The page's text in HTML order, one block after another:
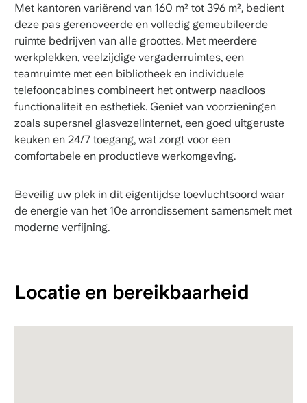
Met kantoren variërend van 160 m² tot 396 m², bedient
deze pas gerenoveerde en volledig gemeubileerde
ruimte bedrijven van alle groottes. Met meerdere
werkplekken, veelzijdige vergaderruimtes, een
teamruimte met een bibliotheek en individuele
telefooncabines combineert het ontwerp naadloos
functionaliteit en esthetiek. Geniet van voorzieningen
zoals supersnel glasvezelinternet, een goed uitgeruste
keuken en 24/7 toegang, wat zorgt voor een
comfortabele en productieve werkomgeving.
Beveilig uw plek in dit eigentijdse toevluchtsoord waar
de energie van het 10e arrondissement samensmelt met
moderne verfijning.
Locatie en bereikbaarheid